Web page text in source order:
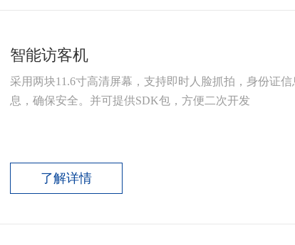
智能访客机
采用两块11.6寸高清屏幕，支持即时人脸抓拍，身份证
息，确保安全。并可提供SDK包，方便二次开发
了解详情